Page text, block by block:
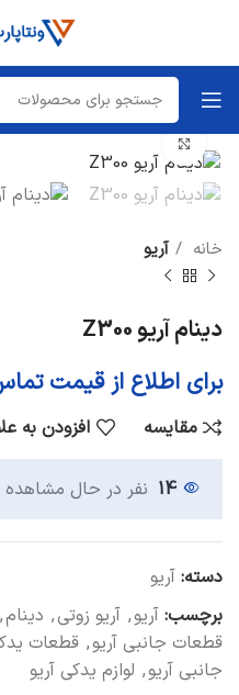
خانه آریو
دینام آریو Z300
برای اطلاع از قیمت
مقایسه افزودن به
14 نفر در حال
دسته: آریو
برچسب: آریو, آریو زوتی, دینام,
قطعات جانبی آریو, قطعات
جانبی آریو, لوازم یدکی آریو